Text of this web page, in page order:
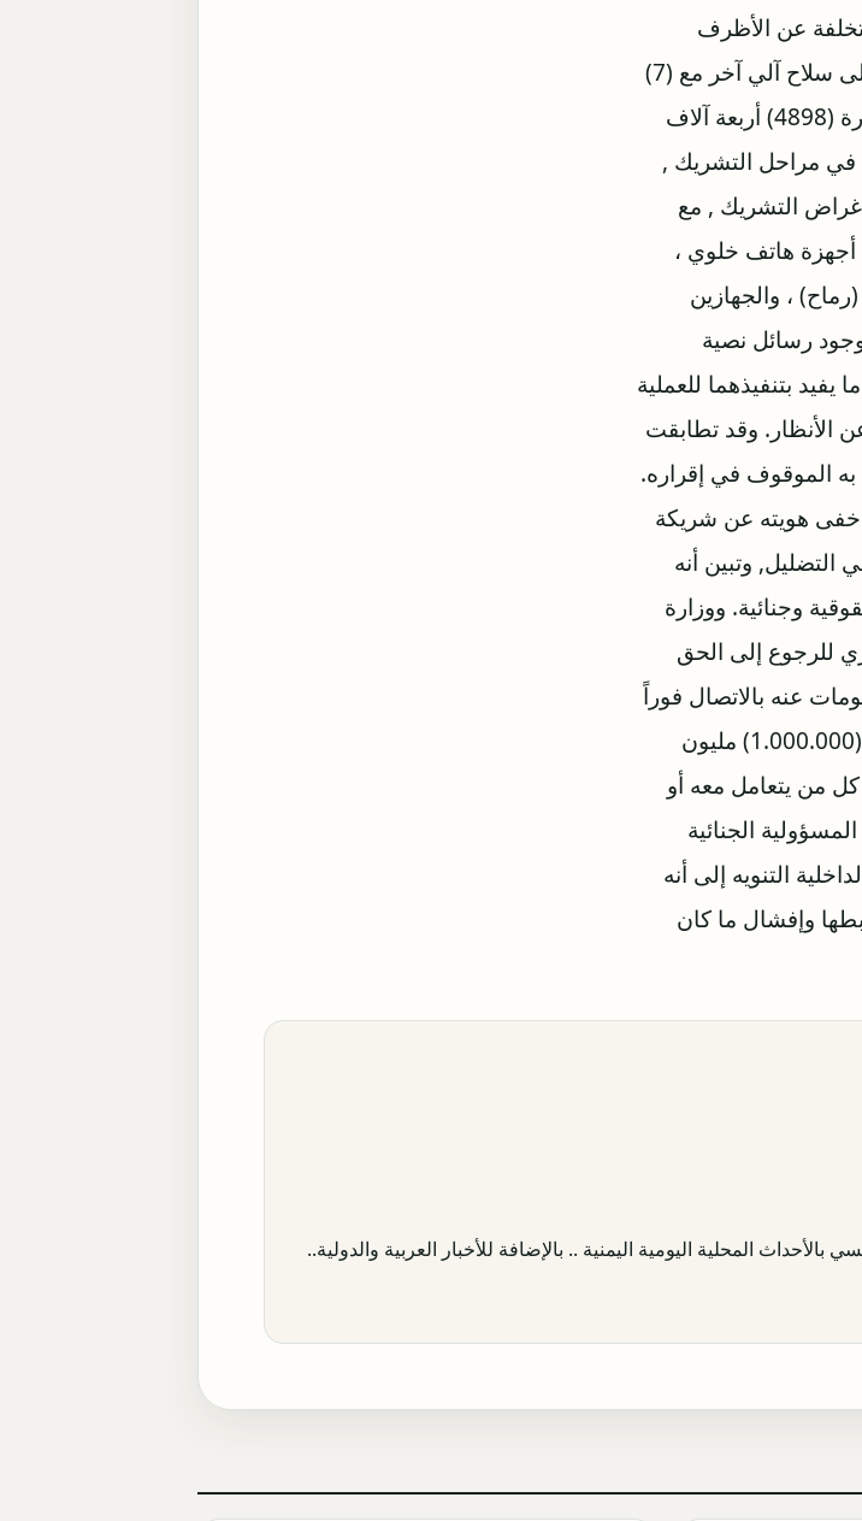
عن الأظرف
الفارغة والمقذوفات النارية مع بصمة البندقية . كما عثر في الحفرة نفسها على سلاح آلي آخر مع (7)
سبعة مخازن ذخيرة ، و(166) مائة وستة وستون طلقة حية ، ومبلغ مالي وقدرة (4898) أربعة آلاف
: (7) سيارات (3) ثلاث منها كانت في مراحل التشريك ,
التشريك , مع
أربعة آلاف وخمسمائة ريالاً سعوديًّا. ثالثاً : (3) ثلاثة أجهزة هاتف خلوي ،
، والجهازين
وجود رسائل نصية
بتنفيذهما للعملية
الأنظار. وقد تطابقت
به الموقوف في إقراره.
هويته عن شريكة
التضليل, وتبين أنه
وجنائية. ووزارة
للرجوع إلى الحق
عنه بالاتصال فوراً
على الهاتف رقم (990) والإبلاغ عنها ، وقد تم تخصيص مكافأة مالية مقدارها (1.000.000) مليون
من يتعامل معه أو
الجنائية
التنويه إلى أنه
وإفشال ما كان
المحلية اليومية اليمنية .. بالإضافة للأخبار العربية والدولية..